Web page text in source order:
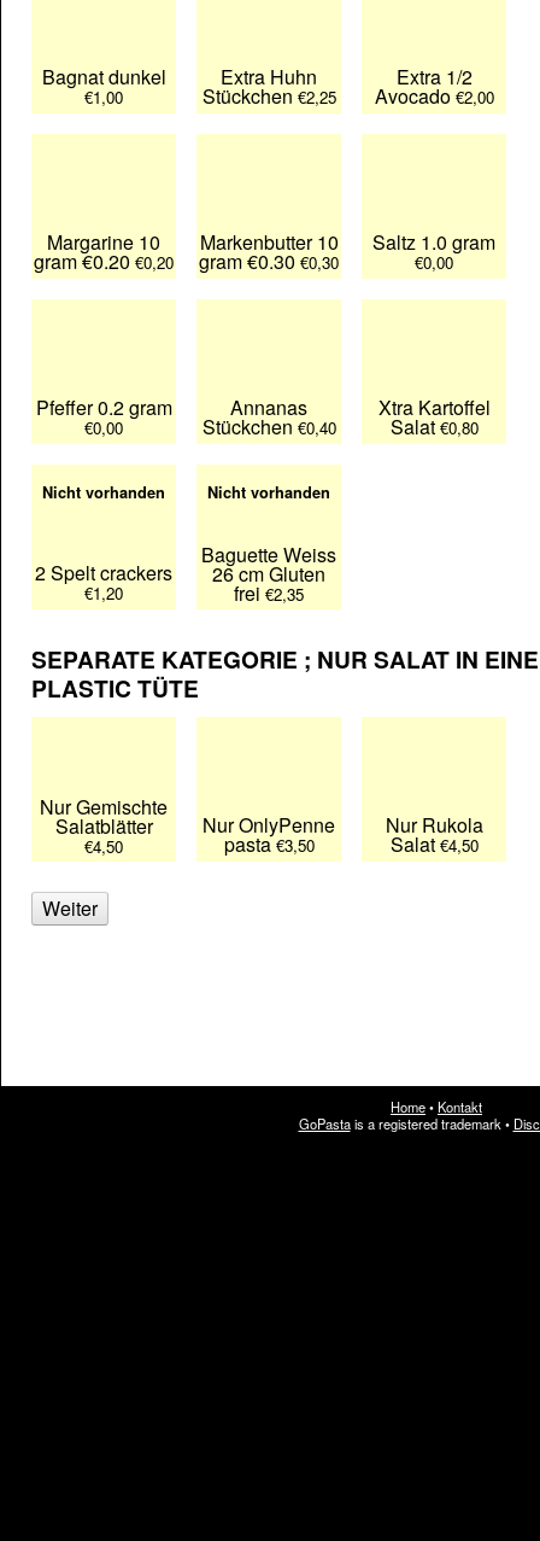
Bagnat dunkel
€1,00
Extra Huhn
Stückchen €2,25
Extra 1/2
Avocado €2,00
Margarine 10
gram €0.20 €0,20
Markenbutter 10
gram €0.30 €0,30
Saltz 1.0 gram
€0,00
Pfeffer 0.2 gram
€0,00
Annanas
Stückchen €0,40
Xtra Kartoffel
Salat €0,80
2 Spelt crackers
€1,20
Nicht vorhanden
Baguette Weiss
26 cm Gluten
frei €2,35
Nicht vorhanden
SEPARATE KATEGORIE ; NUR SALAT IN EINE
PLASTIC TÜTE
Nur Gemischte
Salatblätter
€4,50
Nur OnlyPenne
pasta€3,50
Nur Rukola
Salat €4,50
Weiter
Home•Kontakt
GoPastais a registered trademark•